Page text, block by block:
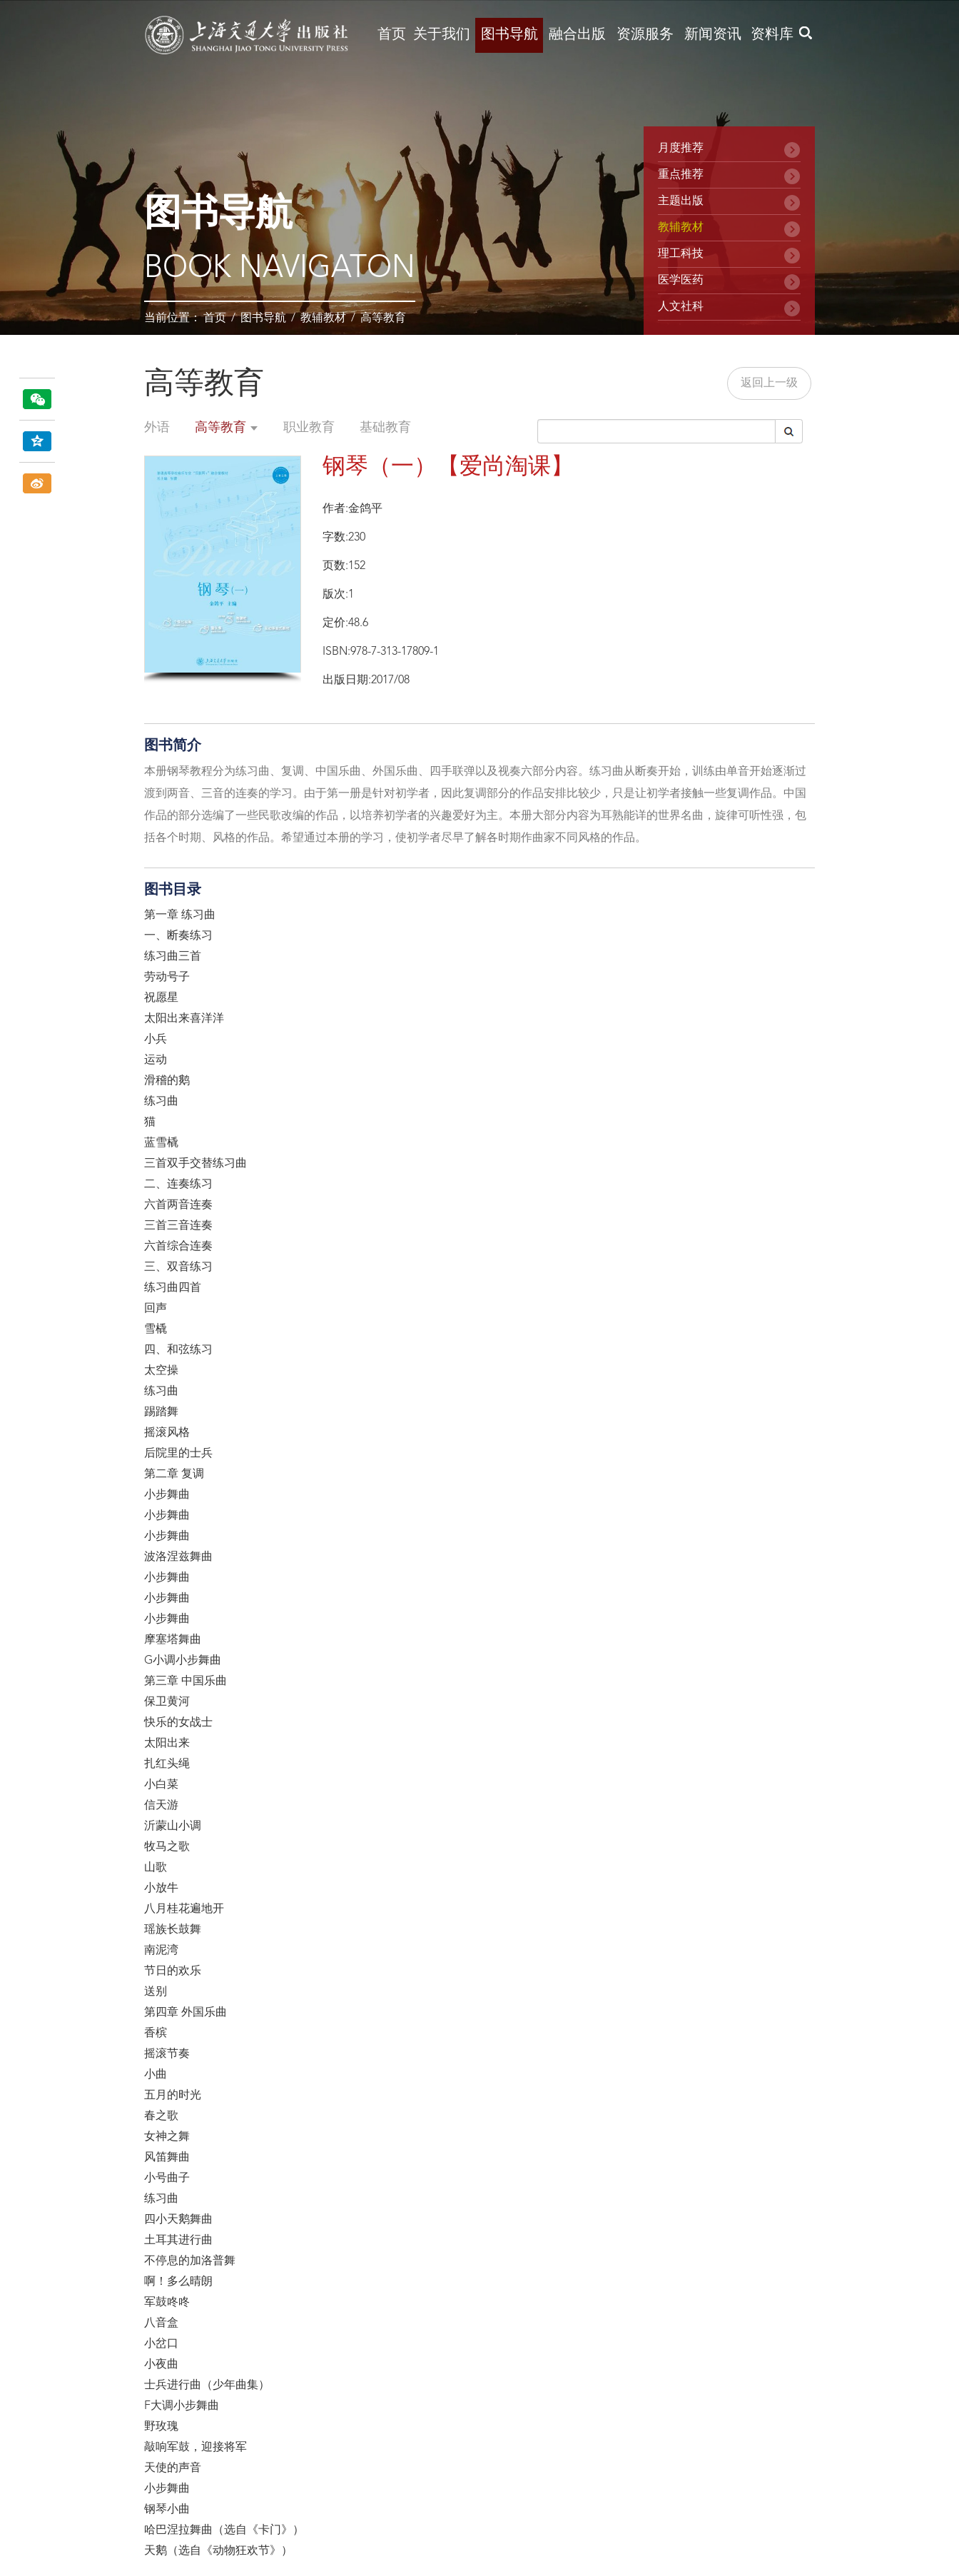
X
首页 关于我们 图书导航 融合出版 资源服务 新闻资讯 资料库
图书导航
BOOK NAVIGATON
当前位置：首页/图书导航 / 教辅教材 / 高等教育
月度推荐
重点推荐
主题出版
教辅教材
理工科技
医学医药
人文社科
高等教育 返回上一级
外语 高等教育 职业教育 基础教育
钢琴（一）【爱尚淘课】
作者:金鸽平
字数:230
页数:152
版次:1
定价:48.6
ISBN:978-7-313-17809-1
出版日期:2017/08
图书简介
本册钢琴教程分为练习曲、复调、中国乐曲、外国乐曲、四手联弹以及视奏六部分内容。练习曲从断奏开始，训练由单音开始逐渐过
渡到两音、三音的连奏的学习。由于第一册是针对初学者，因此复调部分的作品安排比较少，只是让初学者接触一些复调作品。中国
作品的部分选编了一些民歌改编的作品，以培养初学者的兴趣爱好为主。本册大部分内容为耳熟能详的世界名曲，旋律可听性强，包
括各个时期、风格的作品。希望通过本册的学习，使初学者尽早了解各时期作曲家不同风格的作品。
图书目录
第一章 练习曲
一、断奏练习
练习曲三首
劳动号子
祝愿星
太阳出来喜洋洋
小兵
运动
滑稽的鹅
练习曲
猫
蓝雪橇
三首双手交替练习曲
二、连奏练习
六首两音连奏
三首三音连奏
六首综合连奏
三、双音练习
练习曲四首
回声
雪橇
四、和弦练习
太空操
练习曲
踢踏舞
摇滚风格
后院里的士兵
第二章 复调
小步舞曲
小步舞曲
小步舞曲
波洛涅兹舞曲
小步舞曲
小步舞曲
小步舞曲
摩塞塔舞曲
G小调小步舞曲
第三章 中国乐曲
保卫黄河
快乐的女战士
太阳出来
扎红头绳
小白菜
信天游
沂蒙山小调
牧马之歌
山歌
小放牛
八月桂花遍地开
瑶族长鼓舞
南泥湾
节日的欢乐
送别
第四章 外国乐曲
香槟
摇滚节奏
小曲
五月的时光
春之歌
女神之舞
风笛舞曲
小号曲子
练习曲
四小天鹅舞曲
土耳其进行曲
不停息的加洛普舞
啊！多么晴朗
军鼓咚咚
八音盒
小岔口
小夜曲
士兵进行曲（少年曲集）
F大调小步舞曲
野玫瑰
敲响军鼓，迎接将军
天使的声音
小步舞曲
钢琴小曲
哈巴涅拉舞曲（选自《卡门》）
天鹅（选自《动物狂欢节》）